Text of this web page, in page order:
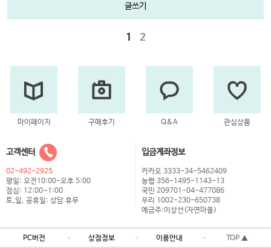
글쓰기
1 2
마이페이지 구매후기 Q&A 관심상품
고객센터
02-492-2925
평일: 오전10:00-오후 5:00
점심: 12:00~1:00
토,일, 공휴일: 상담 휴무
입금계좌정보
카카오 3333-34-5462409
농협 356-1495-1143-13
국민 209701-04-477086
우리 1002-230-650738
예금주:이상선(자연마을)
PC버전 상점정보 이용안내 TOP ▲